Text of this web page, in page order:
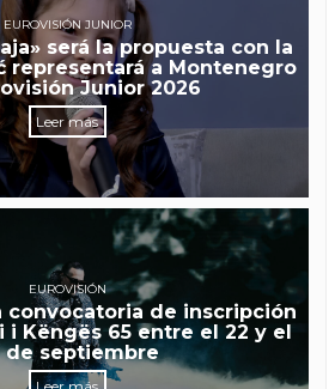
EUROVISIÓN JUNIOR
será la propuesta con la
representará a Montenegro
Junior 2026
Leer más
EUROVISIÓN
convocatoria de inscripción
i Këngës 65 entre el 22 y el
de septiembre